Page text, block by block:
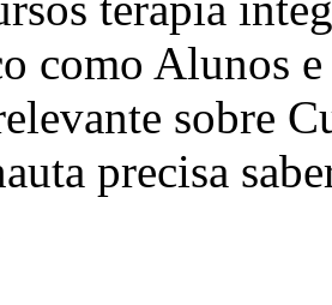
como Alunos
sobre
precisa